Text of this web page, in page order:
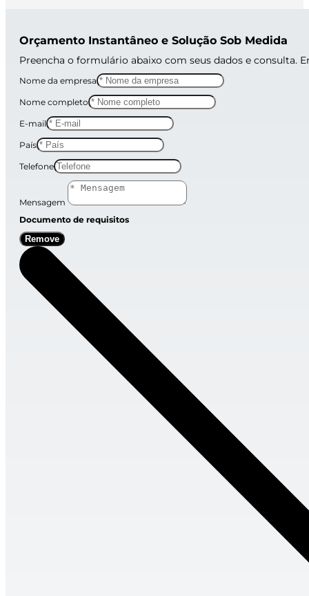
Orçamento Instantâneo e Solução Sob Medida
Preencha o formulário abaixo com seus dados e consulta.
Nome da empresa
Nome completo
E-mail
País
Telefone
Mensagem
Documento de requisitos
Remove